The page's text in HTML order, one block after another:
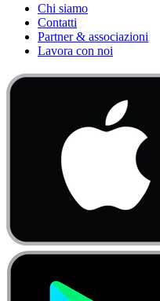
Chi siamo
Contatti
Partner & associazioni
Lavora con noi